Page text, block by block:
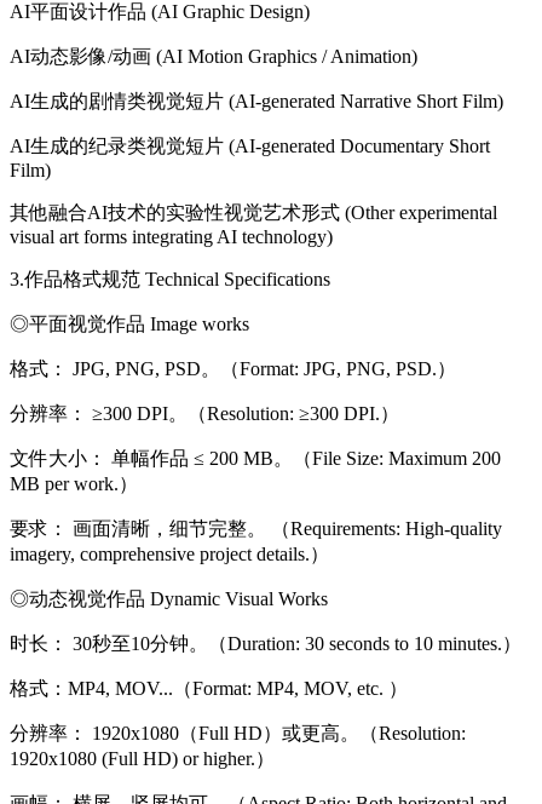
AI平面设计作品 (AI Graphic Design)
AI动态影像/动画 (AI Motion Graphics / Animation)
AI生成的剧情类视觉短片 (AI-generated Narrative Short Film)
AI生成的纪录类视觉短片 (AI-generated Documentary Short
Film)
其他融合AI技术的实验性视觉艺术形式 (Other experimental
visual art forms integrating AI technology)
3.作品格式规范 Technical Specifications
◎平面视觉作品 Image works
格式： JPG, PNG, PSD。（Format: JPG, PNG, PSD.）
分辨率： ≥300 DPI。（Resolution: ≥300 DPI.）
文件大小： 单幅作品 ≤ 200 MB。（File Size: Maximum 200
MB per work.）
要求： 画面清晰，细节完整。 （Requirements: High-quality
imagery, comprehensive project details.）
◎动态视觉作品 Dynamic Visual Works
时长： 30秒至10分钟。（Duration: 30 seconds to 10 minutes.）
格式：MP4, MOV...（Format: MP4, MOV, etc. ）
分辨率： 1920x1080（Full HD）或更高。（Resolution:
1920x1080 (Full HD) or higher.）